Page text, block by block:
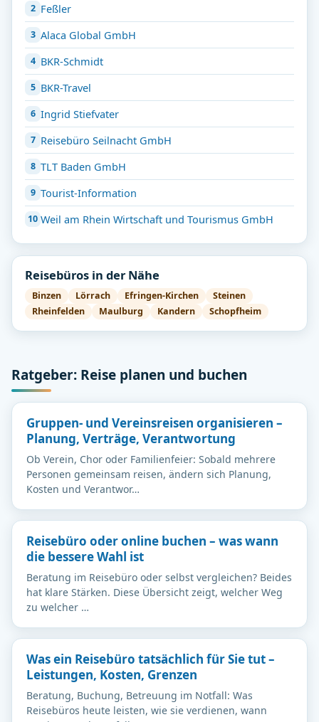
Feßler
Alaca Global GmbH
BKR-Schmidt
BKR-Travel
Ingrid Stiefvater
Reisebüro Seilnacht GmbH
TLT Baden GmbH
Tourist-Information
Weil am Rhein Wirtschaft und Tourismus GmbH
Reisebüros in der Nähe
Binzen Lörrach Efringen-Kirchen
Steinen
Rheinfelden
Maulburg Kandern Schopfheim
Ratgeber: Reise planen und buchen
Gruppen- und Vereinsreisen organisieren –
Planung, Verträge, Verantwortung
Ob Verein, Chor oder Familienfeier: Sobald mehrere
Personen gemeinsam reisen, ändern sich Planung,
Kosten und Verantwor…
Reisebüro oder online buchen – was wann
die bessere Wahl ist
Beratung im Reisebüro oder selbst vergleichen? Beides
hat klare Stärken. Diese Übersicht zeigt, welcher Weg
zu welcher …
Was ein Reisebüro tatsächlich für Sie tut –
Leistungen, Kosten, Grenzen
Beratung, Buchung, Betreuung im Notfall: Was
Reisebüros heute leisten, wie sie verdienen, wann